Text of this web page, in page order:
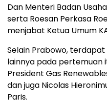
Dan Menteri Badan
serta Roesan Perkasa
menjabat Ketua Umum
Selain Prabowo,
lainnya pada pertemuan
President Gas
dan juga Nicolas
Paris.